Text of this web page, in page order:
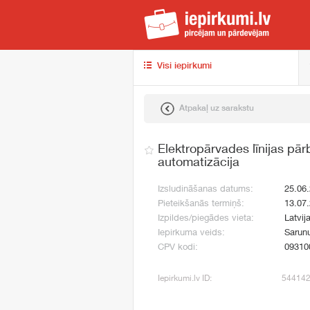
Visi iepirkumi
Atpakaļ uz sarakstu
Elektropārvades līnijas
automatizācija
Izsludināšanas datums:
Pieteikšanās termiņš:
Izpildes/piegādes vieta:
Iepirkuma veids:
CPV kodi:
Iepirkumi.lv ID: